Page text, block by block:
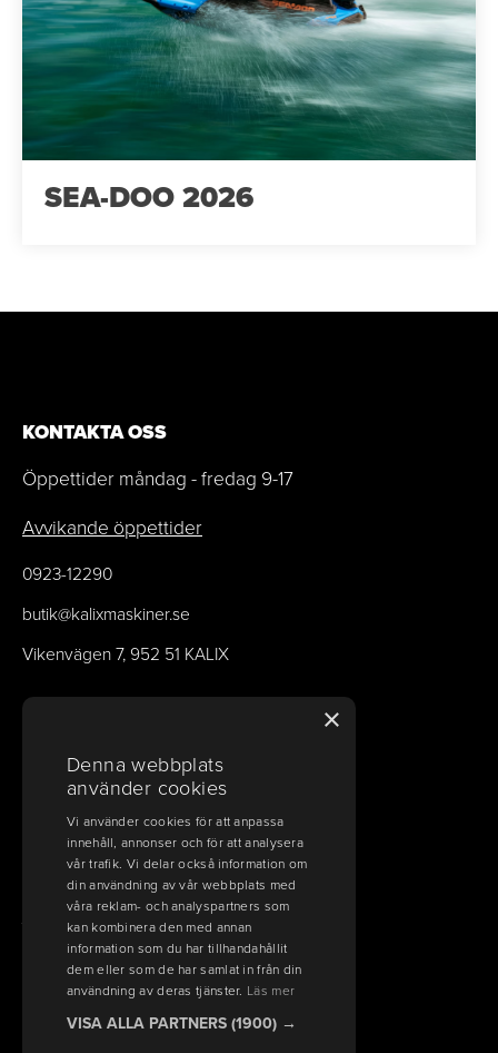
SEA-DOO 2026
KONTAKTA OSS
Öppettider måndag - fredag 9-17
Avvikande öppettider
0923-12290
butik@kalixmaskiner.se
Vikenvägen 7, 952 51 KALIX
Bank & betalinfo
Frakt, ångerrätt och allmänna villkor
Köpvillkor
VÄLKOMMEN TILL KALIX MASKINER
Ski-Doo, Lynx, Sea-Doo, Can-Am
FÖLJ OSS PÅ SOCIALA MEDIER
×
Denna webbplats
använder cookies
Vi använder cookies för att anpassa
innehåll, annonser och för att analysera
vår trafik. Vi delar också information om
din användning av vår webbplats med
våra reklam- och analyspartners som
kan kombinera den med annan
information som du har tillhandahållit
dem eller som de har samlat in från din
användning av deras tjänster. Läs mer
VISA ALLA PARTNERS (1900) →